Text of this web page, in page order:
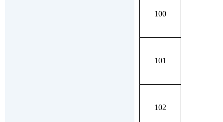
100
101
102